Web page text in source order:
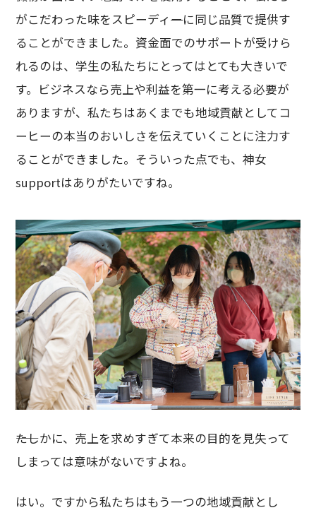
がこだわった味をスピーディーに同じ品質で提供す
ることができました。資金面でのサポートが受けら
れるのは、学生の私たちにとってはとても大きいで
す。ビジネスなら売上や利益を第一に考える必要が
ありますが、私たちはあくまでも地域貢献としてコ
ーヒーの本当のおいしさを伝えていくことに注力す
ることができました。そういった点でも、神女
supportはありがたいですね。
――たしかに、売上を求めすぎて本来の目的を見失って
しまっては意味がないですよね。
はい。ですから私たちはもう一つの地域貢献とし